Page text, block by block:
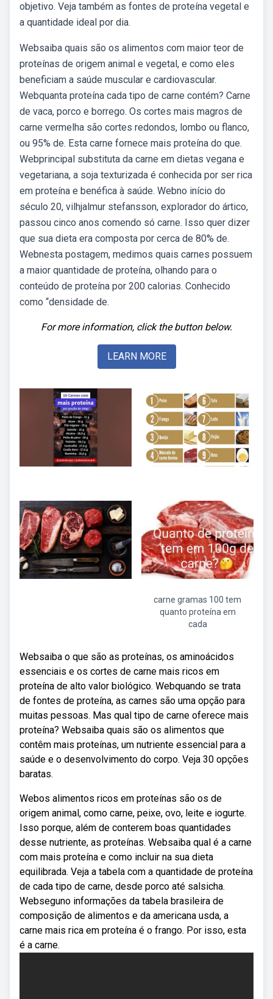
objetivo. Veja também as fontes de proteína vegetal e
a quantidade ideal por dia.
Websaiba quais são os alimentos com maior teor de
proteínas de origem animal e vegetal, e como eles
beneficiam a saúde muscular e cardiovascular.
Webquanta proteína cada tipo de carne contém? Carne
de vaca, porco e borrego. Os cortes mais magros de
carne vermelha são cortes redondos, lombo ou flanco,
ou 95% de. Esta carne fornece mais proteína do que.
Webprincipal substituta da carne em dietas vegana e
vegetariana, a soja texturizada é conhecida por ser rica
em proteína e benéfica à saúde. Webno início do
século 20, vilhjalmur stefansson, explorador do ártico,
passou cinco anos comendo só carne. Isso quer dizer
que sua dieta era composta por cerca de 80% de.
Webnesta postagem, medimos quais carnes possuem
a maior quantidade de proteína, olhando para o
conteúdo de proteína por 200 calorias. Conhecido
como “densidade de.
For more information, click the button below.
LEARN MORE
carne gramas 100 tem
quanto proteína em
cada
Websaiba o que são as proteínas, os aminoácidos
essenciais e os cortes de carne mais ricos em
proteína de alto valor biológico. Webquando se trata
de fontes de proteína, as carnes são uma opção para
muitas pessoas. Mas qual tipo de carne oferece mais
proteína? Websaiba quais são os alimentos que
contêm mais proteínas, um nutriente essencial para a
saúde e o desenvolvimento do corpo. Veja 30 opções
baratas.
Webos alimentos ricos em proteínas são os de
origem animal, como carne, peixe, ovo, leite e iogurte.
Isso porque, além de conterem boas quantidades
desse nutriente, as proteínas. Websaiba qual é a carne
com mais proteína e como incluir na sua dieta
equilibrada. Veja a tabela com a quantidade de proteína
de cada tipo de carne, desde porco até salsicha.
Webseguno informações da tabela brasileira de
composição de alimentos e da americana usda, a
carne mais rica em proteína é o frango. Por isso, esta
é a carne.